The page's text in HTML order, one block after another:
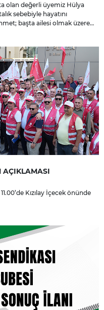
olan değerli üyemiz Hülya
sebebiyle hayatını
başta ailesi olmak üzere
AÇIKLAMASI
Kızılay İçecek önünde